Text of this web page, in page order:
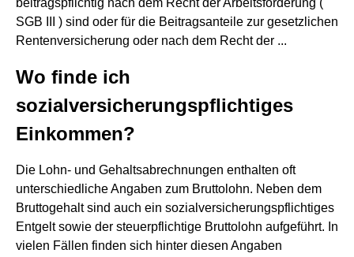
beitragspflichtig nach dem Recht der Arbeitsförderung (
SGB III ) sind oder für die Beitragsanteile zur gesetzlichen
Rentenversicherung oder nach dem Recht der ...
Wo finde ich
sozialversicherungspflichtiges
Einkommen?
Die Lohn- und Gehaltsabrechnungen enthalten oft
unterschiedliche Angaben zum Bruttolohn. Neben dem
Bruttogehalt sind auch ein sozialversicherungspflichtiges
Entgelt sowie der steuerpflichtige Bruttolohn aufgeführt. In
vielen Fällen finden sich hinter diesen Angaben